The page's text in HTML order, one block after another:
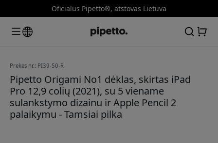
Oficialus Pipetto®, atstovas Lietuva
Prekės nr.: PI39-50-R
Pipetto Origami No1 dėklas, skirtas iPad
Pro 12,9 colių (2021), su 5 viename
sulankstymo dizainu ir Apple Pencil 2
palaikymu - Tamsiai pilka